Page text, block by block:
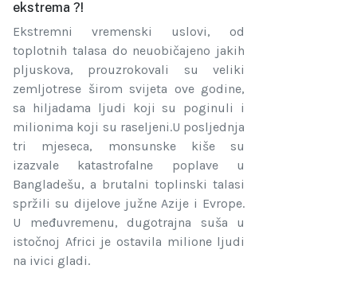
ekstrema ?!
Ekstremni vremenski uslovi, od
toplotnih talasa do neuobičajeno jakih
pljuskova, prouzrokovali su veliki
zemljotrese širom svijeta ove godine,
sa hiljadama ljudi koji su poginuli i
milionima koji su raseljeni.U posljednja
tri mjeseca, monsunske kiše su
izazvale katastrofalne poplave u
Bangladešu, a brutalni toplinski talasi
spržili su dijelove južne Azije i Evrope.
U međuvremenu, dugotrajna suša u
istočnoj Africi je ostavila milione ljudi
na ivici gladi.